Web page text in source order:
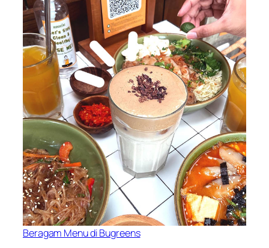
Beragam Menu di Bugreens